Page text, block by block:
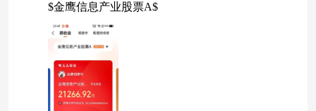
$金鹰信息产业股票A$